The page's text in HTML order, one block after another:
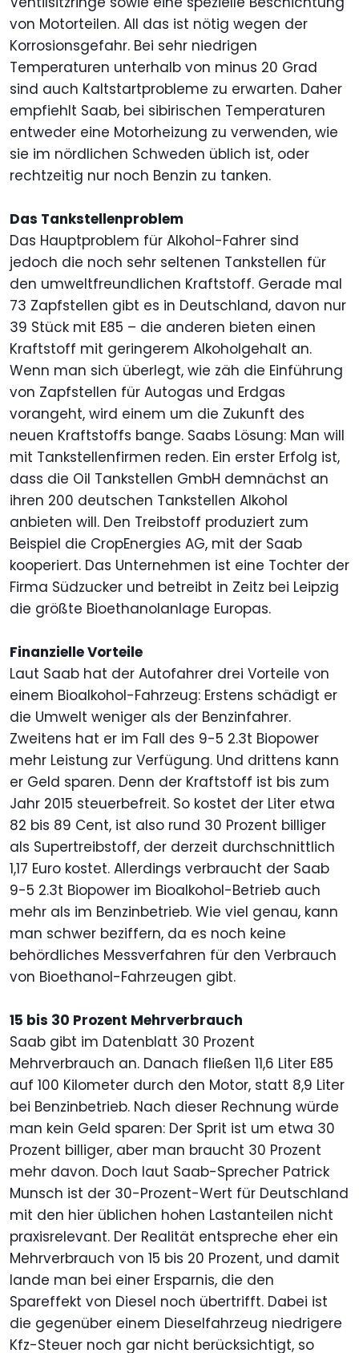
von Motorteilen. All das ist nötig wegen der
Korrosionsgefahr. Bei sehr niedrigen
Temperaturen unterhalb von minus 20 Grad
sind auch Kaltstartprobleme zu erwarten. Daher
empfiehlt Saab, bei sibirischen Temperaturen
entweder eine Motorheizung zu verwenden, wie
sie im nördlichen Schweden üblich ist, oder
rechtzeitig nur noch Benzin zu tanken.
Das Tankstellenproblem
Das Hauptproblem für Alkohol-Fahrer sind
jedoch die noch sehr seltenen Tankstellen für
den umweltfreundlichen Kraftstoff. Gerade mal
73 Zapfstellen gibt es in Deutschland, davon nur
39 Stück mit E85 – die anderen bieten einen
Kraftstoff mit geringerem Alkoholgehalt an.
Wenn man sich überlegt, wie zäh die Einführung
von Zapfstellen für Autogas und Erdgas
vorangeht, wird einem um die Zukunft des
neuen Kraftstoffs bange. Saabs Lösung: Man will
mit Tankstellenfirmen reden. Ein erster Erfolg ist,
dass die Oil Tankstellen GmbH demnächst an
ihren 200 deutschen Tankstellen Alkohol
anbieten will. Den Treibstoff produziert zum
Beispiel die CropEnergies AG, mit der Saab
kooperiert. Das Unternehmen ist eine Tochter der
Firma Südzucker und betreibt in Zeitz bei Leipzig
die größte Bioethanolanlage Europas.
Finanzielle Vorteile
Laut Saab hat der Autofahrer drei Vorteile von
einem Bioalkohol-Fahrzeug: Erstens schädigt er
die Umwelt weniger als der Benzinfahrer.
Zweitens hat er im Fall des 9-5 2.3t Biopower
mehr Leistung zur Verfügung. Und drittens kann
er Geld sparen. Denn der Kraftstoff ist bis zum
Jahr 2015 steuerbefreit. So kostet der Liter etwa
82 bis 89 Cent, ist also rund 30 Prozent billiger
als Supertreibstoff, der derzeit durchschnittlich
1,17 Euro kostet. Allerdings verbraucht der Saab
9-5 2.3t Biopower im Bioalkohol-Betrieb auch
mehr als im Benzinbetrieb. Wie viel genau, kann
man schwer beziffern, da es noch keine
behördliches Messverfahren für den Verbrauch
von Bioethanol-Fahrzeugen gibt.
15 bis 30 Prozent Mehrverbrauch
Saab gibt im Datenblatt 30 Prozent
Mehrverbrauch an. Danach fließen 11,6 Liter E85
auf 100 Kilometer durch den Motor, statt 8,9 Liter
bei Benzinbetrieb. Nach dieser Rechnung würde
man kein Geld sparen: Der Sprit ist um etwa 30
Prozent billiger, aber man braucht 30 Prozent
mehr davon. Doch laut Saab-Sprecher Patrick
Munsch ist der 30-Prozent-Wert für Deutschland
mit den hier üblichen hohen Lastanteilen nicht
praxisrelevant. Der Realität entspreche eher ein
Mehrverbrauch von 15 bis 20 Prozent, und damit
lande man bei einer Ersparnis, die den
Spareffekt von Diesel noch übertrifft. Dabei ist
die gegenüber einem Dieselfahrzeug niedrigere
Kfz-Steuer noch gar nicht berücksichtigt, so